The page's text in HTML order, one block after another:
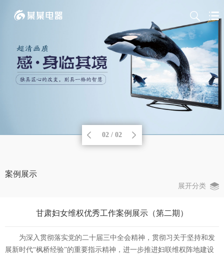
02 / 02
案例展示
展开分类
甘肃妇女维权优秀工作案例展示（第二期）
为深入贯彻落实党的二十届三中全会精神，贯彻习关于坚持和发
展新时代“枫桥经验”的重要指示精神，进一步推进妇联维权阵地建设